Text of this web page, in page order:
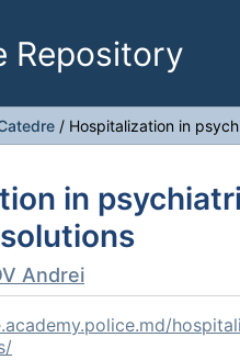
Repository
/ Hospitalization in
in
Andrei